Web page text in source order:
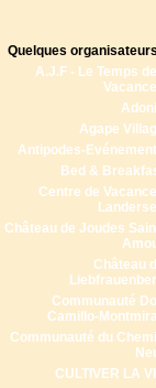
Quelques
A.J.F - Le Temps
Agape
Antipodes-
Bed &
Centre de
Château de Joudes
Château
Communauté
Camillo-
Communauté du
CULTIVER LA